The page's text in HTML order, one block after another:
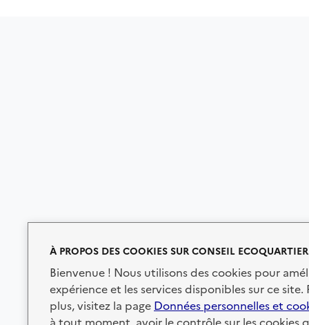
À PROPOS DES COOKIES SUR CONSEIL
Bienvenue ! Nous utilisons des cookies pour
expérience et les services disponibles sur ce site.
plus, visitez la page Données personnelles et